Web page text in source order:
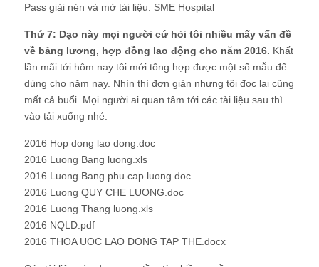
Pass giải nén và mở tài liệu: SME Hospital
Thứ 7: Dạo này mọi người cứ hỏi tôi nhiều mấy vấn đề
về bảng lương, hợp đồng lao động cho năm 2016. Khất
lần mãi tới hôm nay tôi mới tổng hợp được một số mẫu để
dùng cho năm nay. Nhìn thì đơn giản nhưng tôi đọc lại cũng
mất cả buổi. Mọi người ai quan tâm tới các tài liệu sau thì
vào tải xuống nhé:
2016 Hop dong lao dong.doc
2016 Luong Bang luong.xls
2016 Luong Bang phu cap luong.doc
2016 Luong QUY CHE LUONG.doc
2016 Luong Thang luong.xls
2016 NQLD.pdf
2016 THOA UOC LAO DONG TAP THE.docx